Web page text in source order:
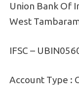
Union Bank Of
West
IFSC –
Account Type :